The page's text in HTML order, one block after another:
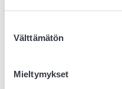
valinta
Välttämätön
Mieltymykset
Mehiläisvaha
Etikkahappo / etikka